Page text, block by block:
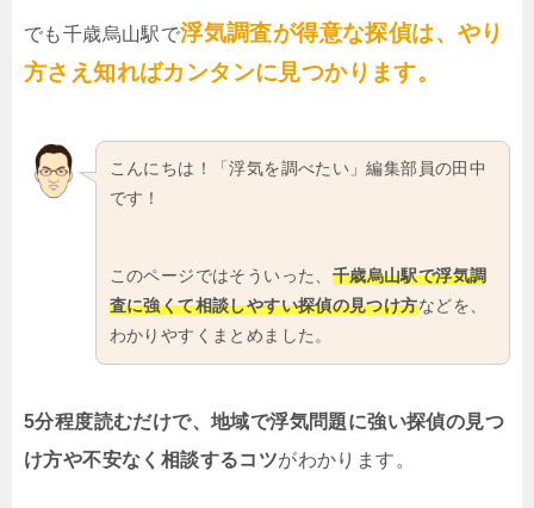
でも千歳烏山駅で浮気調査が得意な探偵は、やり
方さえ知ればカンタンに見つかります。
こんにちは！「浮気を調べたい」編集部員の田中
です！
このページではそういった、 千歳烏山駅で浮気調
査に強くて相談しやすい探偵の見つけ方などを、
わかりやすくまとめました。
5分程度読むだけで、地域で浮気問題に強い探偵の見つ
け方や不安なく相談するコツがわかります。